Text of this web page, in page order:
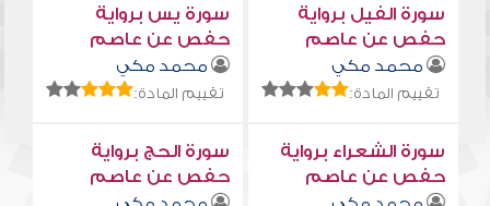
سورة الفيل برواية
حفص عن عاصم
محمد مكي
تقييم المادة:
سورة يس برواية
حفص عن عاصم
محمد مكي
تقييم المادة:
سورة الشعراء برواية
حفص عن عاصم
سورة الحج برواية
حفص عن عاصم